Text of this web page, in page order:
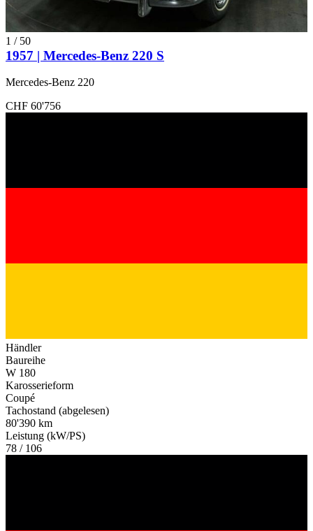
1 / 50
1957 | Mercedes-Benz 220 S
Mercedes-Benz 220
CHF 60'756
Händler
Baureihe
W 180
Karosserieform
Coupé
Tachostand (abgelesen)
80'390 km
Leistung (kW/PS)
78 / 106